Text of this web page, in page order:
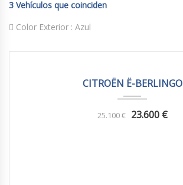
3 Vehículos que coinciden
Color Exterior : Azul
CITROËN Ë-BERLINGO
25.100€ 23.600€